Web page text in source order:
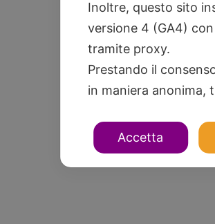
Inoltre, questo sito
versione 4 (GA4)
tramite proxy.
Prestando il
in maniera anonima,
Accetta